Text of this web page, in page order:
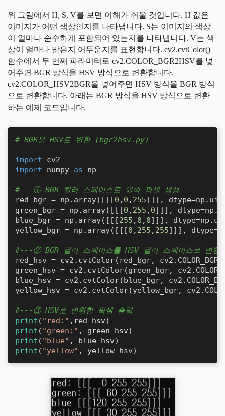
위 그림에서 H, S, V를 보면 이해가 쉬울 것입니다. H 값은
이미지가 어떤 색상인지를 나타냅니다. S는 이미지의 색상
이 얼마나 순수하게 포함되어 있는지를 나타냅니다. V는 색
상이 얼마나 밝은지 어두운지를 표현합니다. cv2.cvtColor()
함수에서 두 번째 파라미터로 cv2.COLOR_BGR2HSV를 넣
어주면 BGR 방식을 HSV 방식으로 변환합니다.
cv2.COLOR_HSV2BGR을 넣어주면 HSV 방식을 BGR 방식
으로 변환합니다. 아래는 BGR 방식을 HSV 방식으로 변환
하는 예제 코드입니다.
# BGR을 HSV로 변환 (bgr2hsv.py)
import
import numpy as np
#---① BGR 컬러 스페이스로 원색 픽셀 생성
red_bgr = np.array([[[0 , 0 , 255]]],
green_bgr = np.array([[[0 , 255 , 0]]],
blue_bgr = np.array([[[255 , 0 , 0]]],
yellow_bgr = np.array([[[0 , 255 , 255]]],
#---② BGR 컬러 스페이스를 HSV 컬러 스페이스로 변환
red_hsv = cv2.cvtColor(red_bgr,
green_hsv = cv2.cvtColor(green_bgr,
blue_hsv = cv2.cvtColor(blue_bgr,
yellow_hsv = cv2.cvtColor(yellow_bgr,
#---③ HSV로 변환한 픽셀 출력
print ( "red:"
print ( "green:"
print ( "blue"
print ( "yellow" , yellow_hsv)